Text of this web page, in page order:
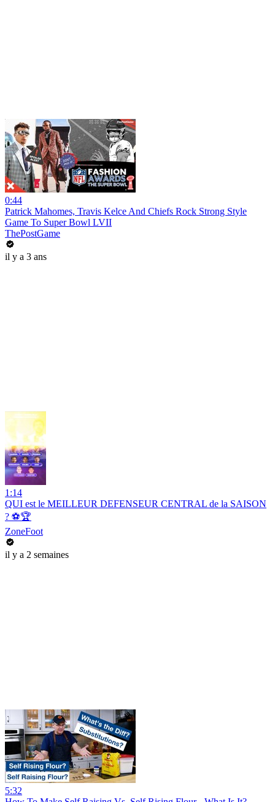
0:44
Patrick Mahomes, Travis Kelce And Chiefs Rock Strong Style
Game To Super Bowl LVII
ThePostGame
il y a 3 ans
1:14
QUI est le MEILLEUR DEFENSEUR CENTRAL de la SAISON
? ⚽️🏆
ZoneFoot
il y a 2 semaines
5:32